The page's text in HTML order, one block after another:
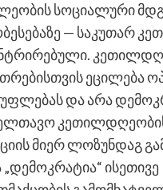
სოციალური
— საკუთარ
ეცილება
და არა
მიერ ლოზუნდაგ
„დემოკრატია“ ისეთივე